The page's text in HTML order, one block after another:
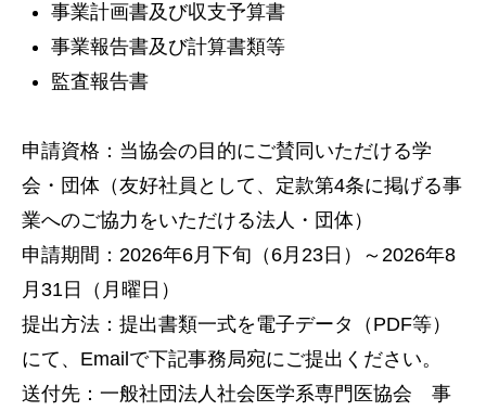
事業計画書及び収支予算書
事業報告書及び計算書類等
監査報告書
申請資格：当協会の目的にご賛同いただける学
会・団体（友好社員として、定款第4条に掲げる事
業へのご協力をいただける法人・団体）
申請期間：2026年6月下旬（6月23日）～2026年8
月31日（月曜日）
提出方法：提出書類一式を電子データ（PDF等）
にて、Emailで下記事務局宛にご提出ください。
送付先：一般社団法人社会医学系専門医協会 事